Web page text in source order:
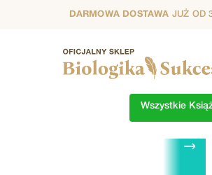
DARMOWA DOSTAWA JUŻ OD
Wszystkie